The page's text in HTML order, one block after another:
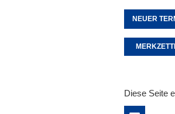
NEUER
Diese Seite